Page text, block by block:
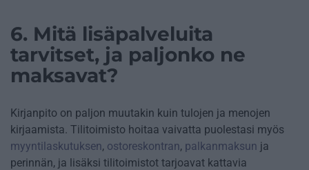
6. Mitä lisäpalveluita
tarvitset, ja paljonko ne
maksavat?
Kirjanpito on paljon muutakin kuin tulojen ja menojen
kirjaamista. Tilitoimisto hoitaa vaivatta puolestasi myös
myyntilaskutuksen, ostoreskontran, palkanmaksun ja
perinnän, ja lisäksi tilitoimistot tarjoavat kattavia